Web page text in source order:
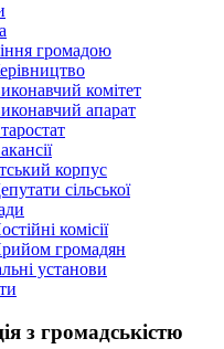
громадою
комітет
апарат
корпус
сільської
комісії
громадян
установи
з громадськістю